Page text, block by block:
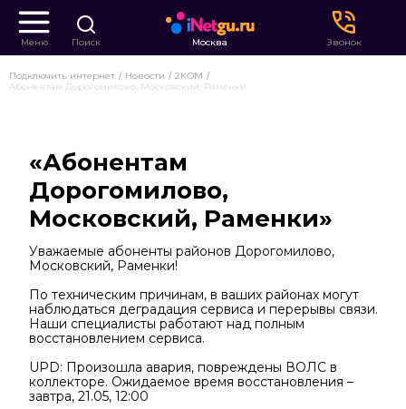
Меню Поиск Москва Звонок
Подключить интернет Новости
2КОМ
Абонентам Дорогомилово, Московский, Раменки
«Абонентам
Дорогомилово,
Московский, Раменки»
Уважаемые абоненты районов Дорогомилово,
Московский, Раменки!
По техническим причинам, в ваших районах могут
наблюдаться деградация сервиса и перерывы связи.
Наши специалисты работают над полным
восстановлением сервиса.
UPD: Произошла авария, повреждены ВОЛС в
коллекторе. Ожидаемое время восстановления –
завтра, 21.05, 12:00